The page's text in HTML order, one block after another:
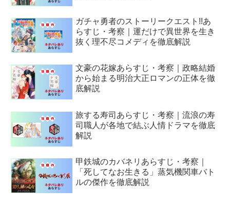
ガチャ勇者のストーリークエスト!!あ
らすじ・考察｜運だけで異世界を生き
抜く理不尽コメディを徹底解説
文豪の花嫁あらすじ・考察｜政略結婚
から始まる明治大正ロマンの正体を徹
底解説
旅する寿司あらすじ・考察｜流浪の寿
司職人が各地で結ぶ人情ドラマを徹底
解説
甲鉄城のカバネリあらすじ・考察｜
「死してなお生きる」蒸気機関車バト
ルの傑作を徹底解説